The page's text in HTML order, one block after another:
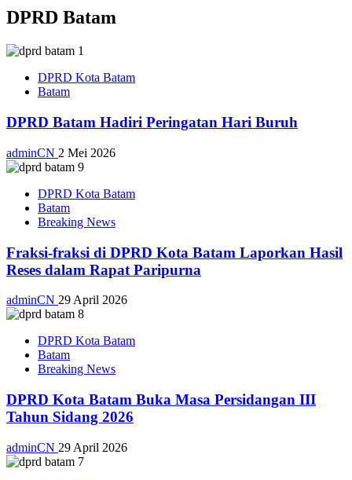
DPRD Batam
DPRD Kota Batam
Batam
DPRD Batam Hadiri Peringatan Hari Buruh
adminCN 2 Mei 2026
DPRD Kota Batam
Batam
Breaking News
Fraksi-fraksi di DPRD Kota Batam Laporkan Hasil
Reses dalam Rapat Paripurna
adminCN 29 April 2026
DPRD Kota Batam
Batam
Breaking News
DPRD Kota Batam Buka Masa Persidangan III
Tahun Sidang 2026
adminCN 29 April 2026